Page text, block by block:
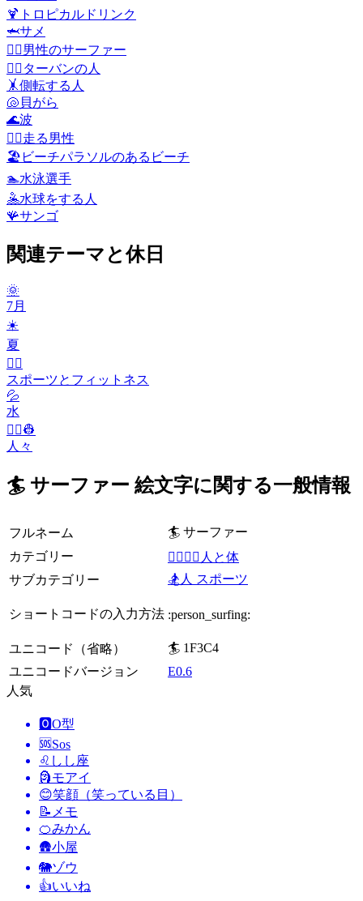
🍹 トロピカルドリンク
🦈サメ
🏄‍♂️男性のサーファー
👳‍♂️ ターバンの人
🤸側転する人
🐚 貝がら
🌊波
🏃‍♂️走る男性
🏖️ ビーチパラソルのあるビーチ
🏊水泳選手
🤽水球をする人
🪸サンゴ
関連テーマと休日
🌞
7月
☀️
夏
🤾‍♀️
スポーツとフィットネス
💦
水
👨‍✈️👷
人々
🏄 サーファー 絵文字に関する一般情報
フルネーム
🏄 サーファー
カテゴリー
👩‍❤️‍💋‍👨人と体
サブカテゴリー
🏂人 スポーツ
ショートコードの入力方法 :person_surfing:
ユニコード（省略）
🏄 1F3C4
ユニコードバージョン
E0.6
人気
🅾️O型
🆘Sos
♌ しし座
🗿モアイ
😊笑顔（笑っている目）
📝 メモ
🍊みかん
🛖小屋
🐘ゾウ
👍いいね